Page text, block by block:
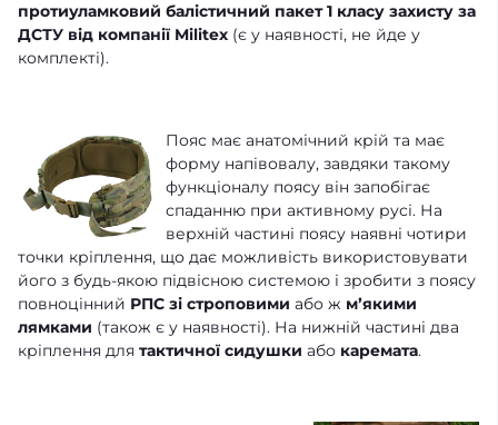
протиуламковий балістичний пакет 1 класу захисту за
ДСТУ від компанії Militex (є у наявності, не йде у
комплекті).
Пояс має анатомічний крій та має
форму напівовалу, завдяки такому
функціоналу поясу він запобігає
спаданню при активному русі. На
верхній частині поясу наявні чотири
точки кріплення, що дає можливість використовувати
його з будь-якою підвісною системою і зробити з поясу
повноцінний РПС зі строповими або ж мʼякими
лямками (також є у наявності). На нижній частині два
кріплення для тактичної сидушки або каремата.